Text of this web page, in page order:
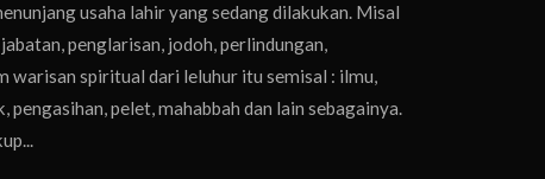
usaha lahir yang sedang dilakukan. Misal
penglarisan, jodoh, perlindungan,
warisan spiritual dari leluhur itu semisal : ilmu,
pelet, mahabbah dan lain sebagainya.